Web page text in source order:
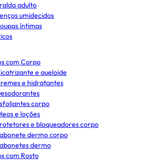
adulto
umidecidos
íntimas
com Corpo
e queloide
e hidratantes
corpo
e loções
e bloqueadores corpo
dermo corpo
dermo
com Rosto